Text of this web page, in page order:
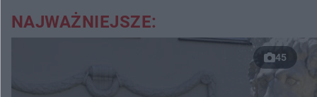
NAJWAŻNIEJSZE:
45